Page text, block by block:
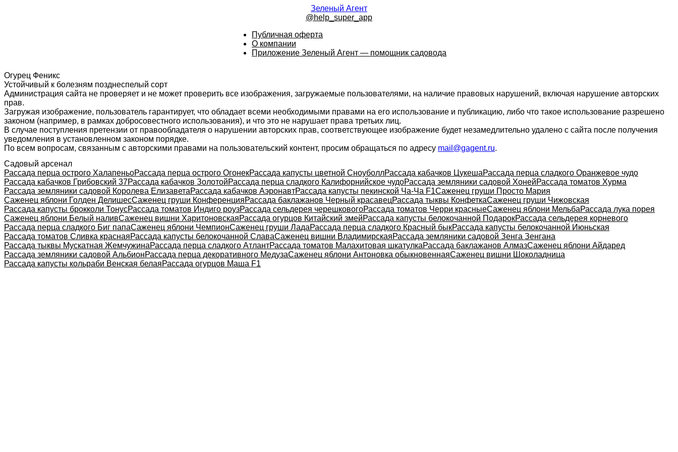
Зеленый Агент
@help_super_app
Публичная оферта
О компании
Приложение Зеленый Агент — помощник садовода
Огурец Феникс
Устойчивый к болезням позднеспелый сорт
Администрация сайта не проверяет и не может проверить все изображения, загружаемые пользователями, на наличие правовых нарушений, включая нарушение авторских
прав.
Загружая изображение, пользователь гарантирует, что обладает всеми необходимыми правами на его использование и публикацию, либо что такое использование разрешено
законом (например, в рамках добросовестного использования), и что это не нарушает права третьих лиц.
В случае поступления претензии от правообладателя о нарушении авторских прав, соответствующее изображение будет незамедлительно удалено с сайта после получения
уведомления в установленном законом порядке.
По всем вопросам, связанным с авторскими правами на пользовательский контент, просим обращаться по адресу mail@gagent.ru.
Садовый арсенал
Рассада перца острого ХалапеньоРассада перца острого ОгонекРассада капусты цветной СноуболлРассада кабачков ЦукешаРассада перца сладкого Оранжевое чудо
Рассада кабачков Грибовский 37Рассада кабачков ЗолотойРассада перца сладкого Калифорнийское чудоРассада земляники садовой ХонейРассада томатов Хурма
Рассада земляники садовой Королева ЕлизаветаРассада кабачков АэронавтРассада капусты пекинской Ча-Ча F1Саженец груши Просто Мария
Саженец яблони Голден ДелишесСаженец груши КонференцияРассада баклажанов Черный красавецРассада тыквы КонфеткаСаженец груши Чижовская
Рассада капусты брокколи ТонусРассада томатов Индиго роузРассада сельдерея черешковогоРассада томатов Черри красныеСаженец яблони МельбаРассада лука порея
Саженец яблони Белый наливСаженец вишни ХаритоновскаяРассада огурцов Китайский змейРассада капусты белокочанной ПодарокРассада сельдерея корневого
Рассада перца сладкого Биг папаСаженец яблони ЧемпионСаженец груши ЛадаРассада перца сладкого Красный быкРассада капусты белокочанной Июньская
Рассада томатов Сливка краснаяРассада капусты белокочанной СлаваСаженец вишни ВладимирскаяРассада земляники садовой Зенга Зенгана
Рассада тыквы Мускатная ЖемчужинаРассада перца сладкого АтлантРассада томатов Малахитовая шкатулкаРассада баклажанов АлмазСаженец яблони Айдаред
Рассада земляники садовой АльбионРассада перца декоративного МедузаСаженец яблони Антоновка обыкновеннаяСаженец вишни Шоколадница
Рассада капусты кольраби Венская белаяРассада огурцов Маша F1